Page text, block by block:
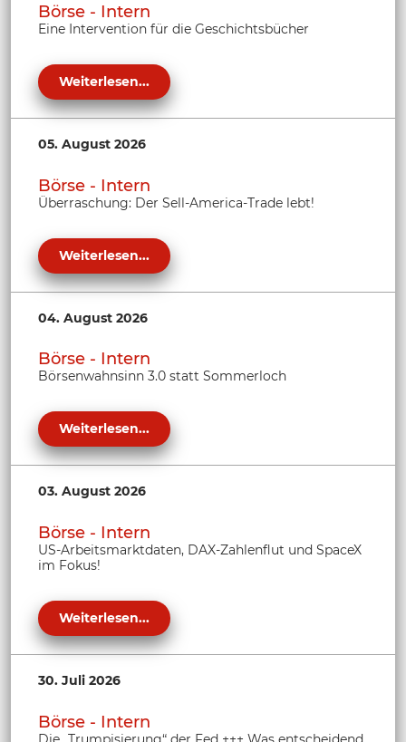
Börse - Intern
Eine Intervention für die Geschichtsbücher
Weiterlesen...
05. August 2026
Börse - Intern
Überraschung: Der Sell-America-Trade lebt!
Weiterlesen...
04. August 2026
Börse - Intern
Börsenwahnsinn 3.0 statt Sommerloch
Weiterlesen...
03. August 2026
Börse - Intern
US-Arbeitsmarktdaten, DAX-Zahlenflut und SpaceX
im Fokus!
Weiterlesen...
30. Juli 2026
Börse - Intern